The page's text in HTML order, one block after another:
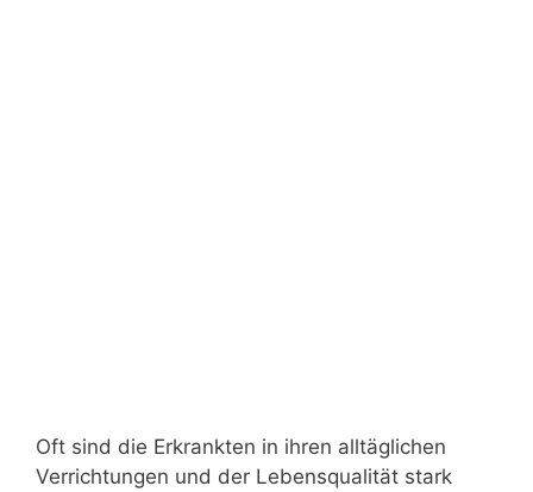
Oft sind die Erkrankten in ihren alltäglichen
Verrichtungen und der Lebensqualität stark